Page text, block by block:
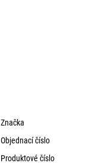
Značka
Objednací číslo
Produktové číslo